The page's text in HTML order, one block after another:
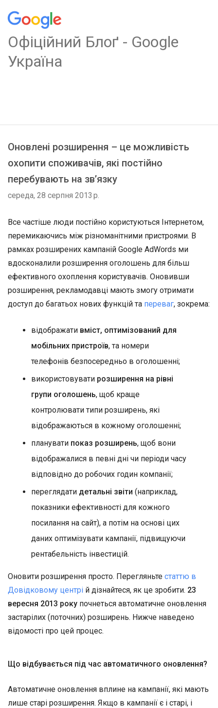
Oфіційний Блоґ - Google
Україна
Оновлені розширення – це можливість
охопити споживачів, які постійно
перебувають на зв’язку
середа, 28 серпня 2013 р.
Все частіше люди постійно користуються Інтернетом,
перемикаючись між різноманітними пристроями. В
рамках розширених кампаній Google AdWords ми
вдосконалили розширення оголошень для більш
ефективного охоплення користувачів. Оновивши
розширення, рекламодавці мають змогу отримати
доступ до багатьох нових функцій та переваг, зокрема:
відображати вміст, оптимізований для
мобільних пристроїв, та номери
телефонів безпосередньо в оголошенні;
використовувати розширення на рівні
групи оголошень, щоб краще
контролювати типи розширень, які
відображаються в кожному оголошенні;
планувати показ розширень, щоб вони
відображалися в певні дні чи періоди часу
відповідно до робочих годин компанії;
переглядати детальні звіти (наприклад,
показники ефективності для кожного
посилання на сайт), а потім на основі цих
даних оптимізувати кампанії, підвищуючи
рентабельність інвестицій.
Оновити розширення просто. Перегляньте статтю в
Довідковому центрі й дізнайтеся, як це зробити. 23
вересня 2013 року почнеться автоматичне оновлення
застарілих (поточних) розширень. Нижче наведено
відомості про цей процес.
Що відбувається під час автоматичного оновлення?
Автоматичне оновлення вплине на кампанії, які мають
лише старі розширення. Якщо в кампанії є і старі, і